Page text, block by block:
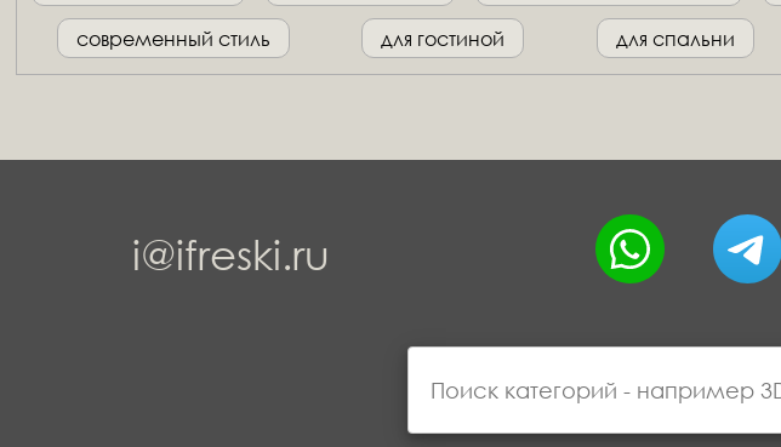
современный стиль для гостиной для спальни
i@ifreski.ru